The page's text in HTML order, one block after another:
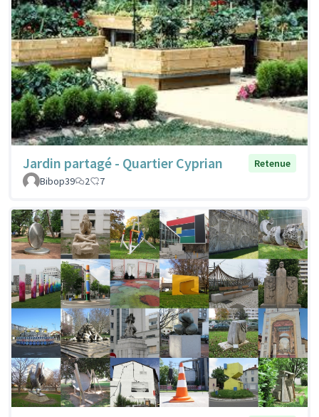
Jardin partagé - Quartier Cyprian
Retenue
Bibop39
2 7